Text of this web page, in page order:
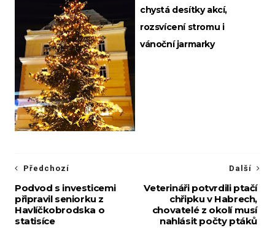
chystá desítky akcí,
rozsvícení stromu i
vánoční jarmarky
Další
Veterináři potvrdili ptačí
chřipku v Habrech,
chovatelé z okolí musí
nahlásit počty ptáků
Předchozí
Podvod s investicemi
připravil seniorku z
Havlíčkobrodska o
statisíce